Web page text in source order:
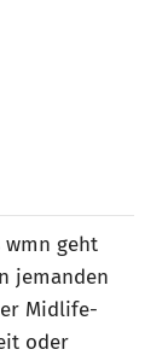
wmn geht
jemanden
Midlife-
oder